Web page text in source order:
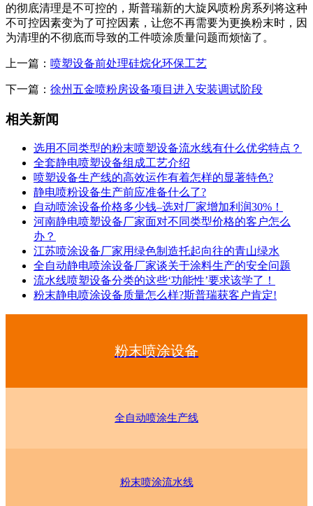
的彻底清理是不可控的，斯普瑞新的大旋风喷粉房系列将这种
不可控因素变为了可控因素，让您不再需要为更换粉末时，因
为清理的不彻底而导致的工件喷涂质量问题而烦恼了。
上一篇： 喷塑设备前处理硅烷化环保工艺
下一篇： 徐州五金喷粉房设备项目进入安装调试阶段
相关新闻
选用不同类型的粉末喷塑设备流水线有什么优劣特点？
全套静电喷塑设备组成工艺介绍
喷塑设备生产线的高效运作有着怎样的显著特色?
静电喷粉设备生产前应准备什么了?
自动喷涂设备价格多少钱–选对厂家增加利润30%！
河南静电喷塑设备厂家面对不同类型价格的客户怎么
办？
江苏喷涂设备厂家用绿色制造托起向往的青山绿水
全自动静电喷涂设备厂家谈关于涂料生产的安全问题
流水线喷塑设备分类的这些‘功能性’要求该学了！
粉末静电喷涂设备质量怎么样?斯普瑞获客户肯定!
粉末喷涂设备
全自动喷涂生产线
粉末喷涂流水线